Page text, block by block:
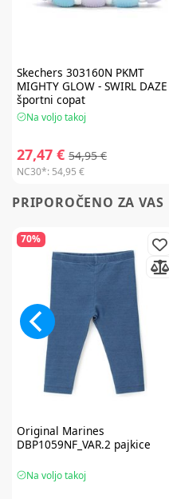
Skechers 303160N PKMT
MIGHTY GLOW - SWIRL DAZE
športni copat
Na voljo takoj
27,47 € 54,95 €
NC30*: 54,95 €
PRIPOROČENO ZA VAS
70%
Original Marines
DBP1059NF_VAR.2 pajkice
Na voljo takoj